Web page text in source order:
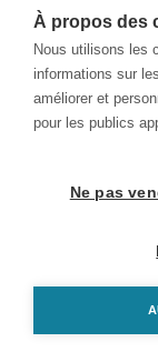
À propos des
Nous utilisons les
informations sur
améliorer et
pour les publics
Ne pas